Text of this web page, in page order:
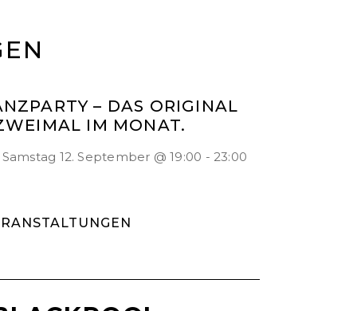
– DAS ORIGINAL
IM MONAT.
Samstag 12. September @ 19:00 - 23:00